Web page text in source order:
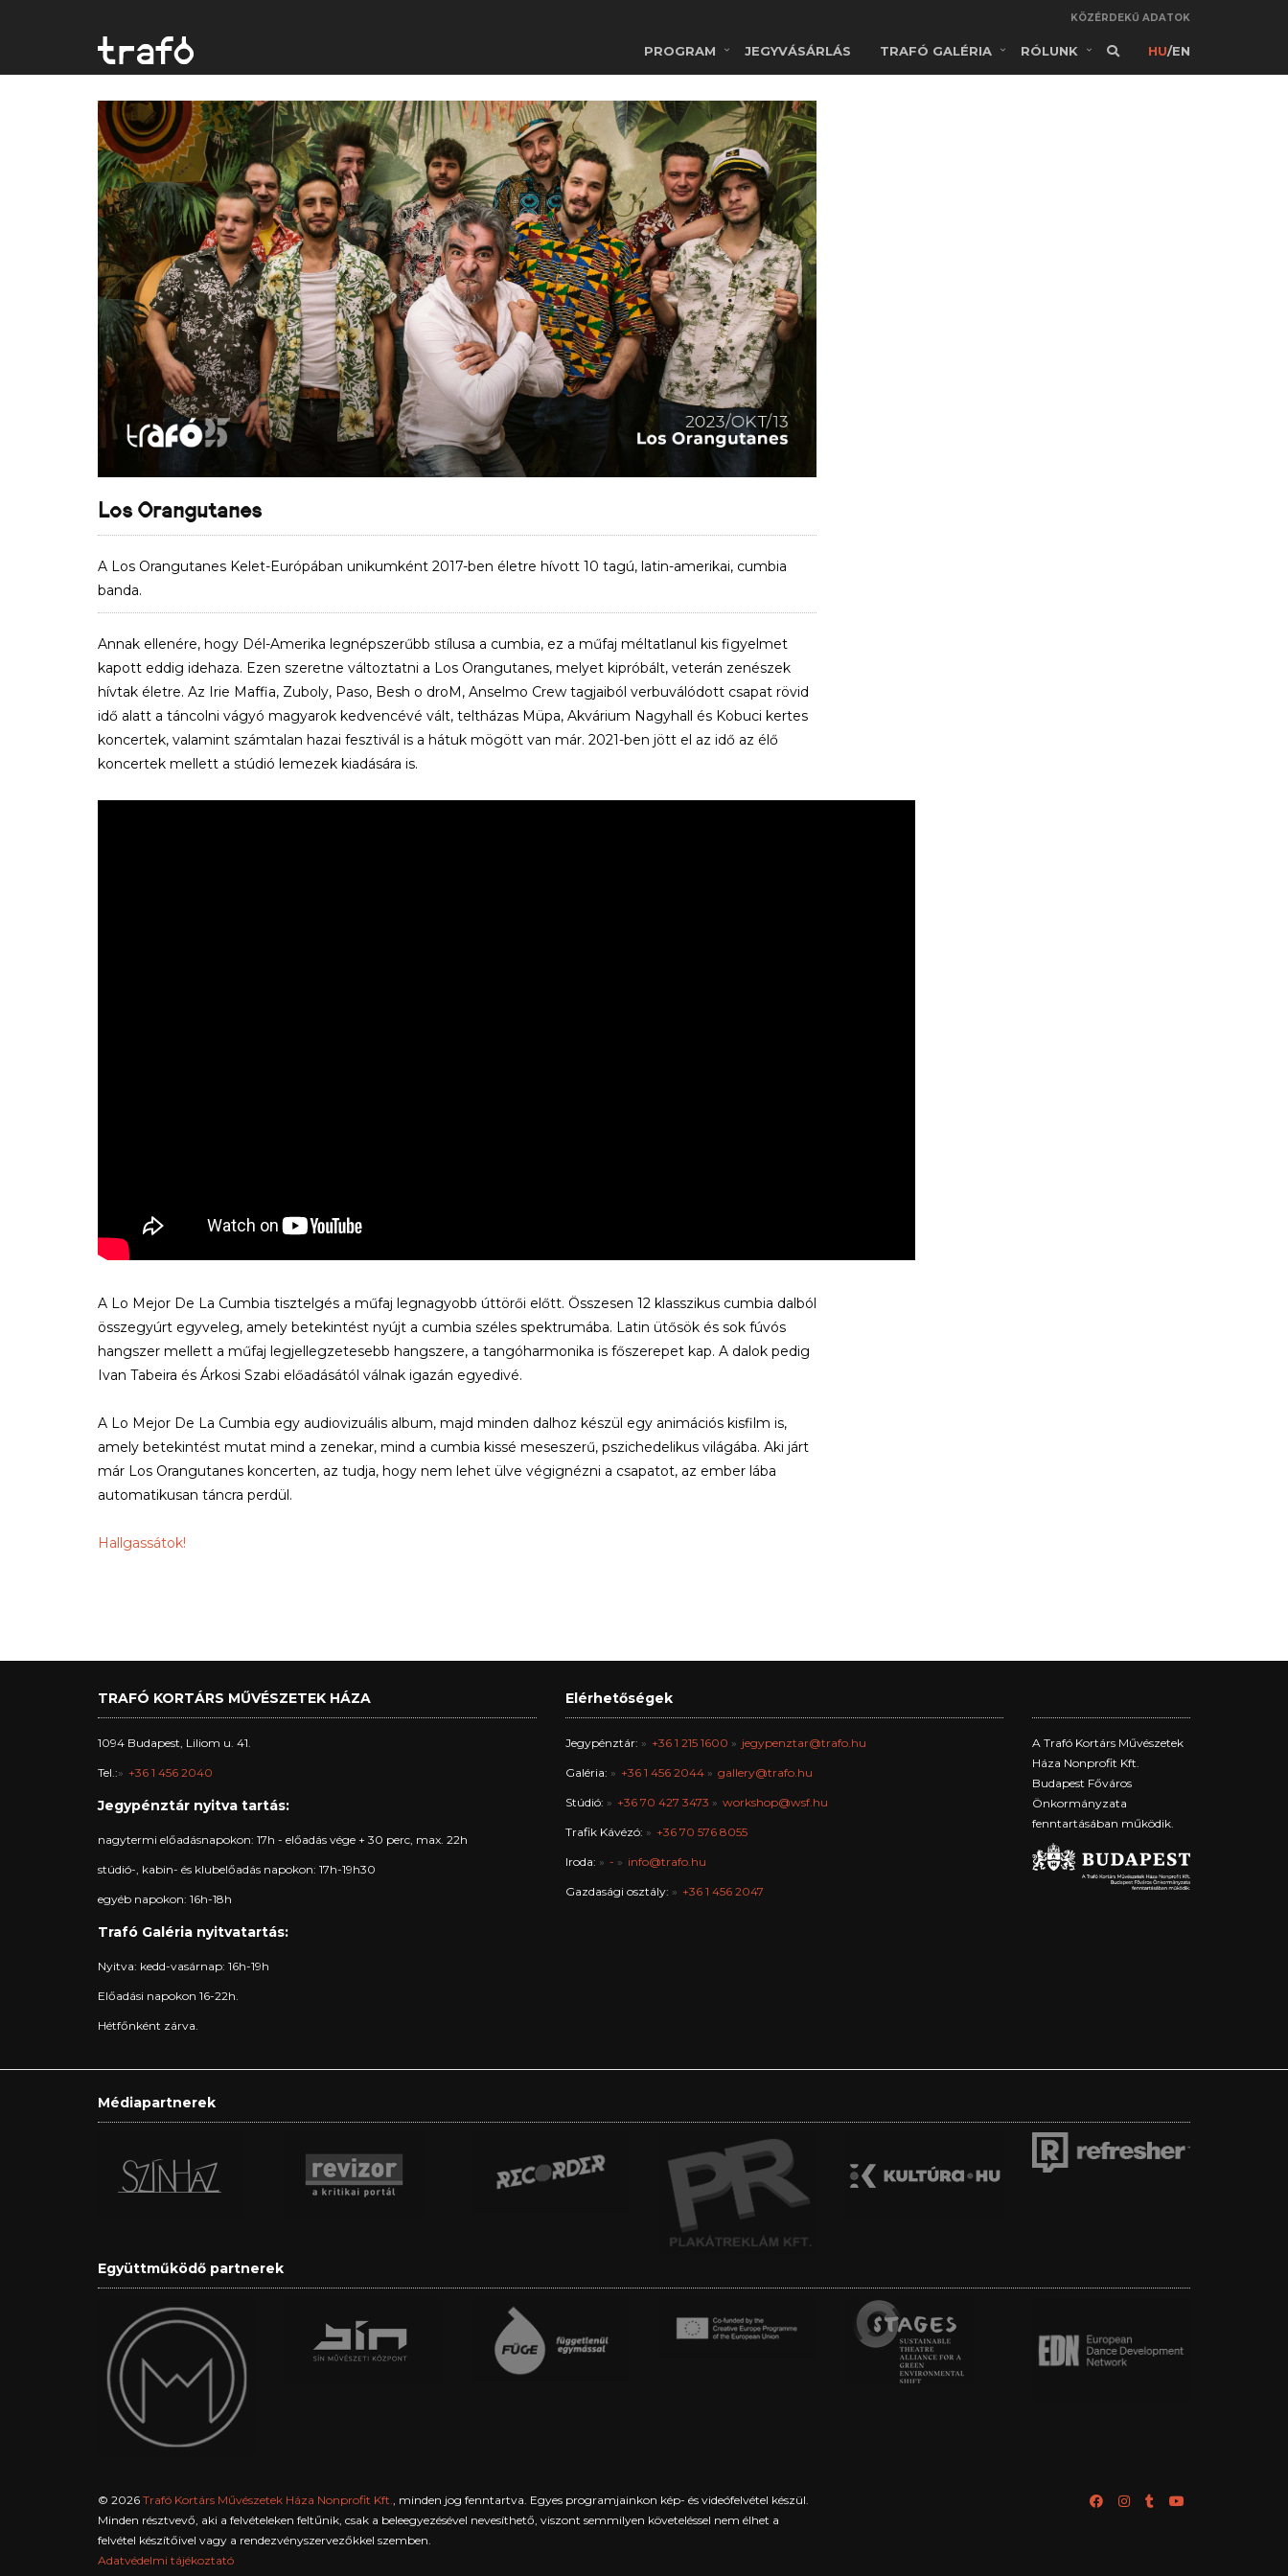
KÖZÉRDEKŰ ADATOK
PROGRAM JEGYVÁSÁRLÁS TRAFÓ GALÉRIA RÓLUNK HU/EN
Los Orangutanes
A Los Orangutanes Kelet-Európában unikumként 2017-ben életre hívott 10 tagú, latin-amerikai, cumbia
banda.
Annak ellenére, hogy Dél-Amerika legnépszerűbb stílusa a cumbia, ez a műfaj méltatlanul kis figyelmet
kapott eddig idehaza. Ezen szeretne változtatni a Los Orangutanes, melyet kipróbált, veterán zenészek
hívtak életre. Az Irie Maffia, Zuboly, Paso, Besh o droM, Anselmo Crew tagjaiból verbuválódott csapat rövid
idő alatt a táncolni vágyó magyarok kedvencévé vált, teltházas Müpa, Akvárium Nagyhall és Kobuci kertes
koncertek, valamint számtalan hazai fesztivál is a hátuk mögött van már. 2021-ben jött el az idő az élő
koncertek mellett a stúdió lemezek kiadására is.
A Lo Mejor De La Cumbia tisztelgés a műfaj legnagyobb úttörői előtt. Összesen 12 klasszikus cumbia dalból
összegyúrt egyveleg, amely betekintést nyújt a cumbia széles spektrumába. Latin ütősök és sok fúvós
hangszer mellett a műfaj legjellegzetesebb hangszere, a tangóharmonika is főszerepet kap. A dalok pedig
Ivan Tabeira és Árkosi Szabi előadásától válnak igazán egyedivé.
A Lo Mejor De La Cumbia egy audiovizuális album, majd minden dalhoz készül egy animációs kisfilm is,
amely betekintést mutat mind a zenekar, mind a cumbia kissé meseszerű, pszichedelikus világába. Aki járt
már Los Orangutanes koncerten, az tudja, hogy nem lehet ülve végignézni a csapatot, az ember lába
automatikusan táncra perdül.
Hallgassátok!
TRAFÓ KORTÁRS MŰVÉSZETEK HÁZA
1094 Budapest, Liliom u. 41.
Tel.: +36 1 456 2040
Jegypénztár nyitva tartás:
nagytermi előadásnapokon: 17h - előadás vége + 30 perc, max. 22h
stúdió-, kabin- és klubelőadás napokon: 17h-19h30
egyéb napokon: 16h-18h
Trafó Galéria nyitvatartás:
Nyitva: kedd-vasárnap: 16h-19h
Előadási napokon 16-22h.
Hétfőnként zárva.
Elérhetőségek
Jegypénztár: +36 1 215 1600 jegypenztar@trafo.hu
Galéria: +36 1 456 2044 gallery@trafo.hu
Stúdió: +36 70 427 3473 workshop@wsf.hu
Trafik Kávézó: +36 70 576 8055
Iroda: - info@trafo.hu
Gazdasági osztály: +36 1 456 2047
A Trafó Kortárs Művészetek
Háza Nonprofit Kft.
Budapest Főváros
Önkormányzata
fenntartásában működik.
Médiapartnerek
Együttműködő partnerek
© 2026 Trafó Kortárs Művészetek Háza Nonprofit Kft., minden jog fenntartva. Egyes programjainkon kép- és videófelvétel készül.
Minden résztvevő, aki a felvételeken feltűnik, csak a beleegyezésével nevesíthető, viszont semmilyen követeléssel nem élhet a
felvétel készítőivel vagy a rendezvényszervezőkkel szemben.
Adatvédelmi tájékoztató